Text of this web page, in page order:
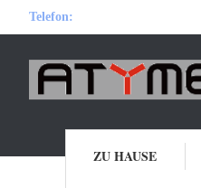
Telefon:
ZU HAUSE